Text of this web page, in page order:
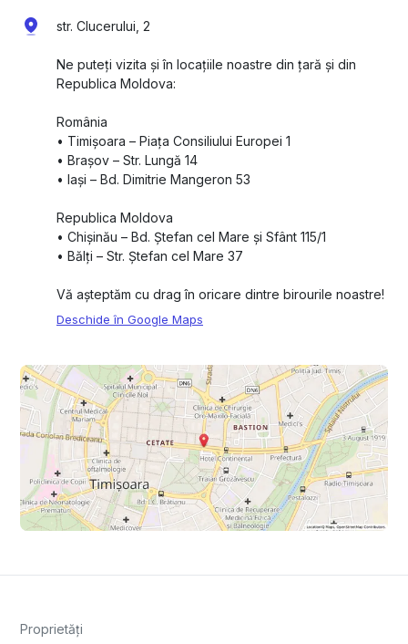
str. Clucerului, 2
Ne puteți vizita și în locațiile noastre din țară și din
Republica Moldova:
România
•⁠ ⁠Timișoara – Piața Consiliului Europei 1
•⁠ ⁠Brașov – Str. Lungă 14
•⁠ ⁠Iași – Bd. Dimitrie Mangeron 53
Republica Moldova
•⁠ ⁠Chișinău – Bd. Ștefan cel Mare și Sfânt 115/1
•⁠ ⁠Bălți – Str. Ștefan cel Mare 37
Vă așteptăm cu drag în oricare dintre birourile noastre!
Deschide în Google Maps
Proprietăți